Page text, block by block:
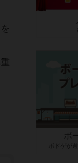
ボ
ボドゲが